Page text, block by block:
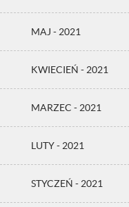
MAJ - 2021
KWIECIEŃ - 2021
MARZEC - 2021
LUTY - 2021
STYCZEŃ - 2021